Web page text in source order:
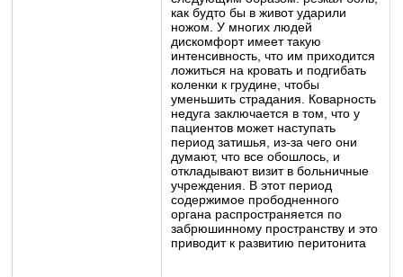
как будто бы в живот ударили
ножом. У многих людей
дискомфорт имеет такую
интенсивность, что им приходится
ложиться на кровать и подгибать
коленки к грудине, чтобы
уменьшить страдания. Коварность
недуга заключается в том, что у
пациентов может наступать
период затишья, из-за чего они
думают, что все обошлось, и
откладывают визит в больничные
учреждения. В этот период
содержимое прободненного
органа распространяется по
забрюшинному пространству и это
приводит к развитию перитонита